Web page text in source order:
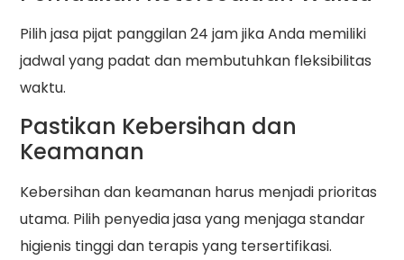
Pilih jasa pijat panggilan 24 jam jika Anda memiliki
jadwal yang padat dan membutuhkan fleksibilitas
waktu.
Pastikan Kebersihan dan
Keamanan
Kebersihan dan keamanan harus menjadi prioritas
utama. Pilih penyedia jasa yang menjaga standar
higienis tinggi dan terapis yang tersertifikasi.